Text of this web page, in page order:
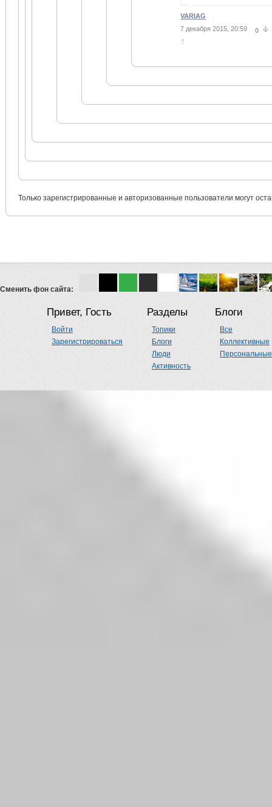
VARIAG
7 декабря 2015, 20:59
0
↑
Только зарегистрированные и авторизованные пользователи могут
Сменить фон сайта:
Привет, Гость
Войти
Зарегистрироваться
Разделы
Топики
Блоги
Люди
Активность
Блоги
Все
Коллективные
Персональные